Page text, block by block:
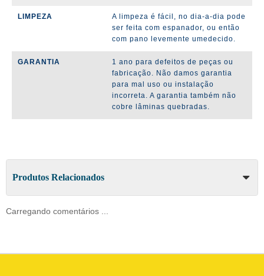
LIMPEZA
A limpeza é fácil, no dia-a-dia pode
ser feita com espanador, ou então
com pano levemente umedecido.
GARANTIA
1 ano para defeitos de peças ou
fabricação. Não damos garantia
para mal uso ou instalação
incorreta. A garantia também não
cobre lâminas quebradas.
Produtos Relacionados
Carregando comentários ...